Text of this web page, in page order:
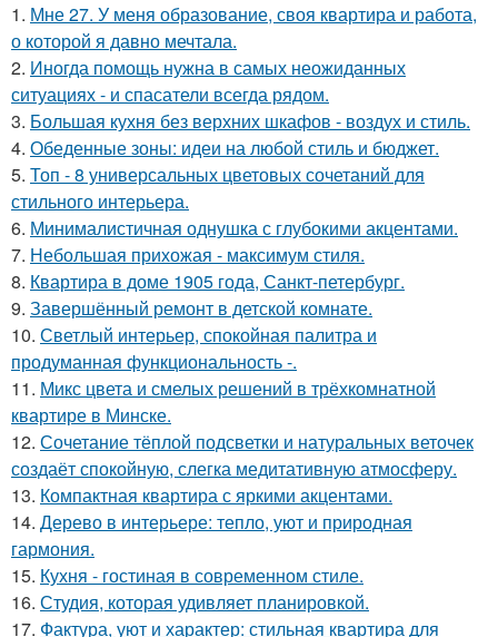
1. Мне 27. У меня образование, своя квартира и работа,
о которой я давно мечтала.
2. Иногда помощь нужна в самых неожиданных
ситуациях - и спасатели всегда рядом.
3. Большая кухня без верхних шкафов - воздух и стиль.
4. Обеденные зоны: идеи на любой стиль и бюджет.
5. Топ - 8 универсальных цветовых сочетаний для
стильного интерьера.
6. Минималистичная однушка с глубокими акцентами.
7. Небольшая прихожая - максимум стиля.
8. Квартира в доме 1905 года, Санкт-петербург.
9. Завершённый ремонт в детской комнате.
10. Светлый интерьер, спокойная палитра и
продуманная функциональность -.
11. Микс цвета и смелых решений в трёхкомнатной
квартире в Минске.
12. Сочетание тёплой подсветки и натуральных веточек
создаёт спокойную, слегка медитативную атмосферу.
13. Компактная квартира с яркими акцентами.
14. Дерево в интерьере: тепло, уют и природная
гармония.
15. Кухня - гостиная в современном стиле.
16. Студия, которая удивляет планировкой.
17. Фактура, уют и характер: стильная квартира для